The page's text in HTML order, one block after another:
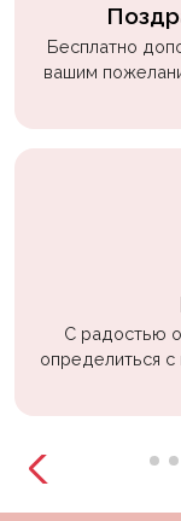
Бесплатно
вашим
С радостью
определиться